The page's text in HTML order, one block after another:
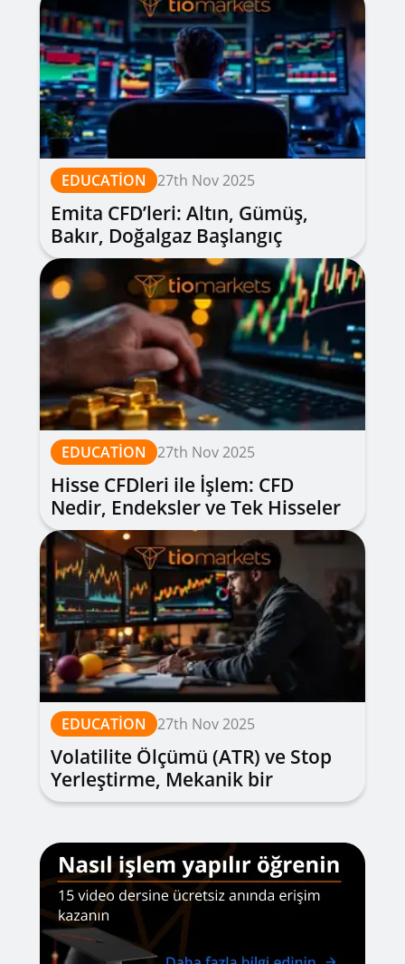
EDUCATION 27th Nov 2025
Emita CFD’leri: Altın, Gümüş,
Bakır, Doğalgaz Başlangıç
Rehberi – CFD nedir?
EDUCATION 27th Nov 2025
Hisse CFDleri ile İşlem: CFD
Nedir, Endeksler ve Tek Hisseler
için Temel Adımlar
EDUCATION 27th Nov 2025
Volatilite Ölçümü (ATR) ve Stop
Yerleştirme, Mekanik bir
Yaklaşım